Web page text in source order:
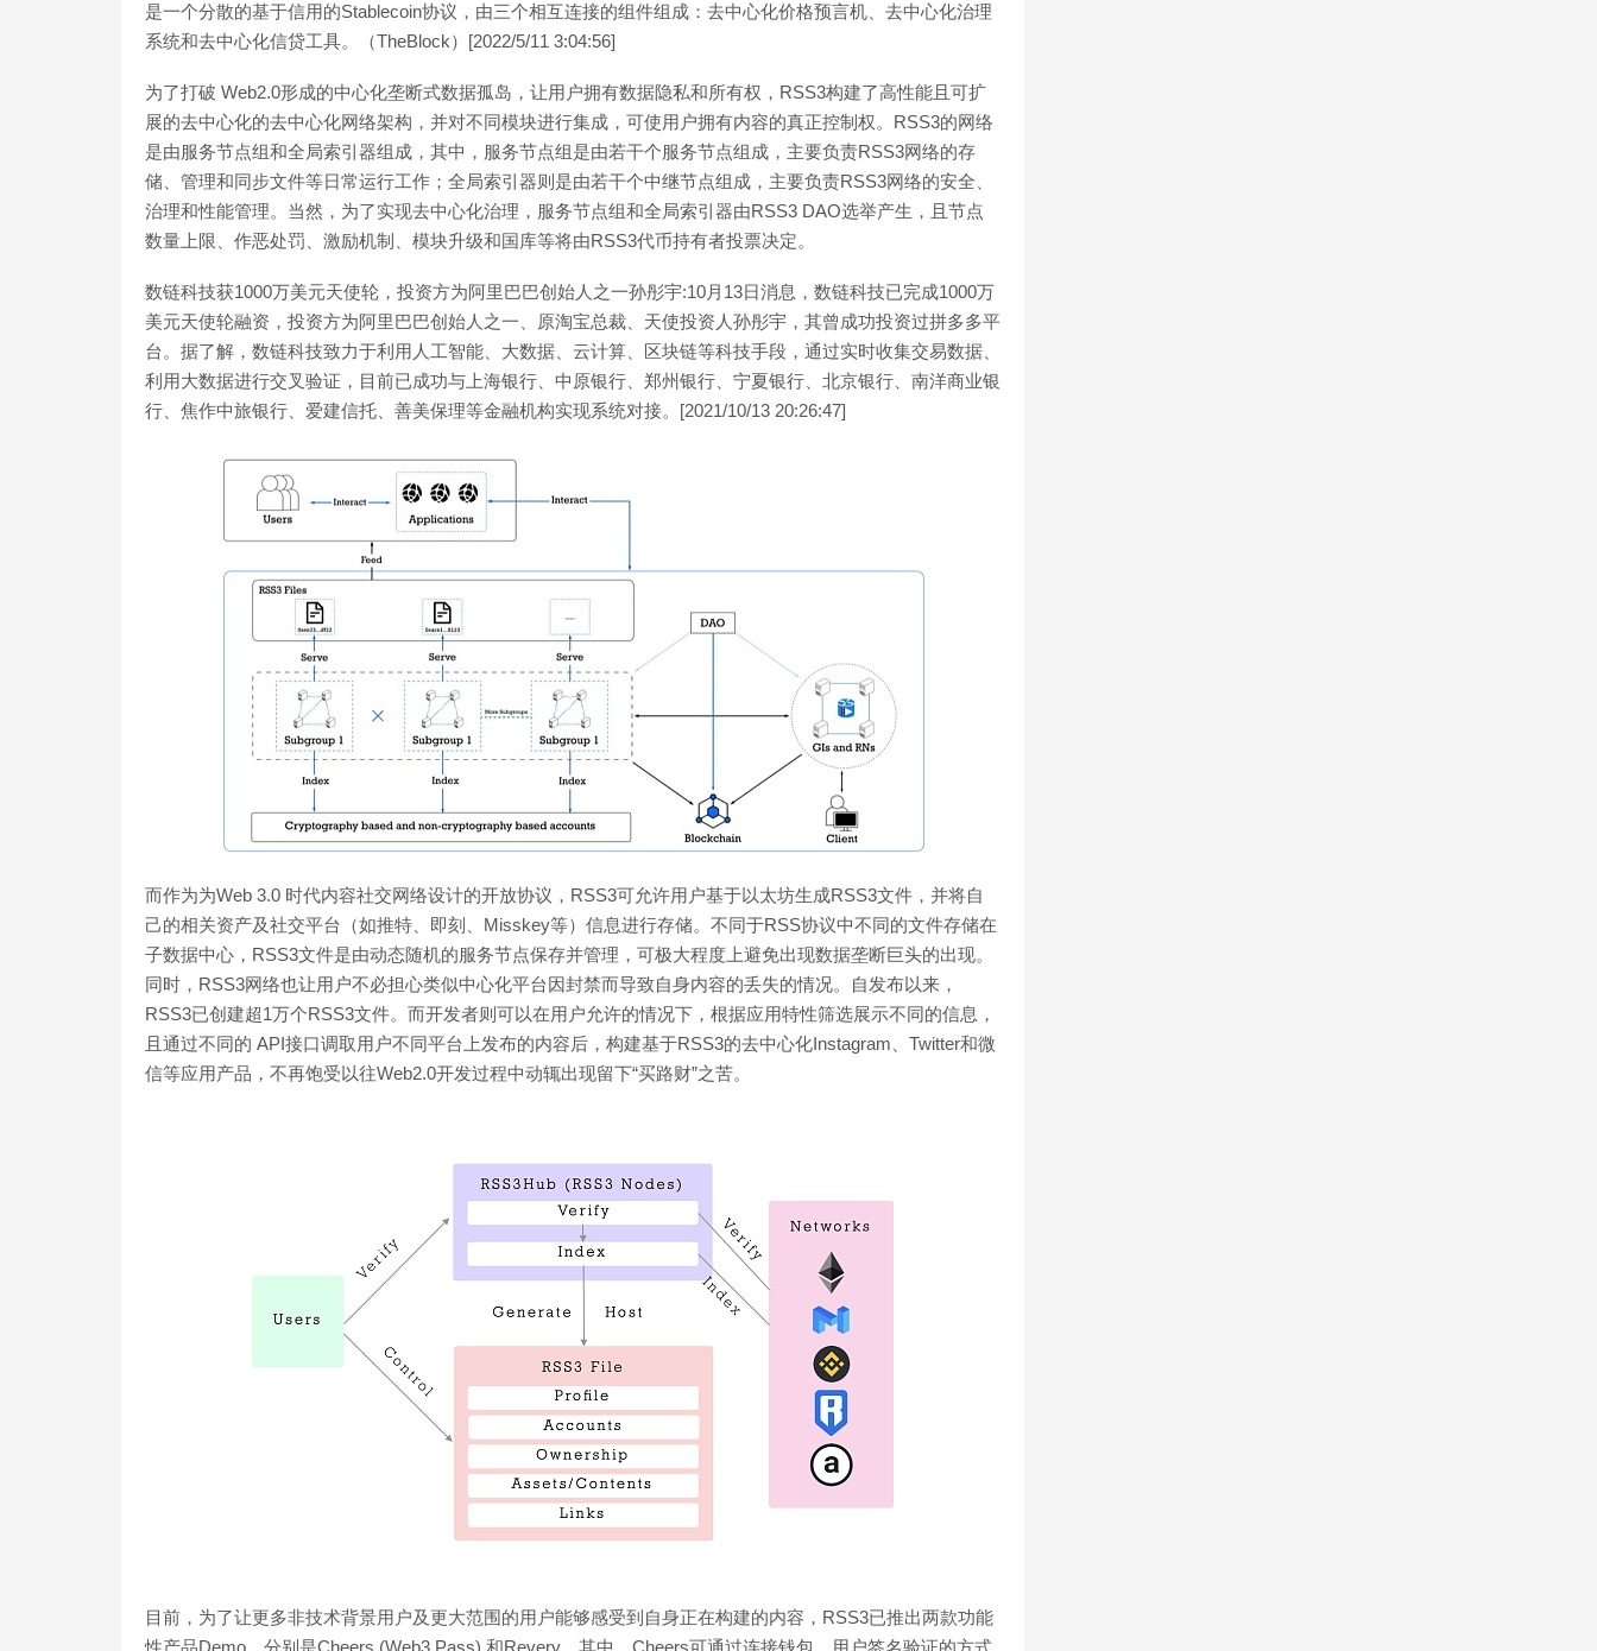
是一个分散的基于信用的Stablecoin协议，由三个相互连接的组件组成：去中心化价格预言机、去中心化治理
系统和去中心化信贷工具。（TheBlock）[2022/5/11 3:04:56]
为了打破 Web2.0形成的中心化垄断式数据孤岛，让用户拥有数据隐私和所有权，RSS3构建了高性能且可扩
展的去中心化的去中心化网络架构，并对不同模块进行集成，可使用户拥有内容的真正控制权。RSS3的网络
是由服务节点组和全局索引器组成，其中，服务节点组是由若干个服务节点组成，主要负责RSS3网络的存
储、管理和同步文件等日常运行工作；全局索引器则是由若干个中继节点组成，主要负责RSS3网络的安全、
治理和性能管理。当然，为了实现去中心化治理，服务节点组和全局索引器由RSS3 DAO选举产生，且节点
数量上限、作恶处罚、激励机制、模块升级和国库等将由RSS3代币持有者投票决定。
数链科技获1000万美元天使轮，投资方为阿里巴巴创始人之一孙彤宇:10月13日消息，数链科技已完成1000万
美元天使轮融资，投资方为阿里巴巴创始人之一、原淘宝总裁、天使投资人孙彤宇，其曾成功投资过拼多多平
台。据了解，数链科技致力于利用人工智能、大数据、云计算、区块链等科技手段，通过实时收集交易数据、
利用大数据进行交叉验证，目前已成功与上海银行、中原银行、郑州银行、宁夏银行、北京银行、南洋商业银
行、焦作中旅银行、爱建信托、善美保理等金融机构实现系统对接。[2021/10/13 20:26:47]
而作为为Web 3.0 时代内容社交网络设计的开放协议，RSS3可允许用户基于以太坊生成RSS3文件，并将自
己的相关资产及社交平台（如推特、即刻、Misskey等）信息进行存储。不同于RSS协议中不同的文件存储在
子数据中心，RSS3文件是由动态随机的服务节点保存并管理，可极大程度上避免出现数据垄断巨头的出现。
同时，RSS3网络也让用户不必担心类似中心化平台因封禁而导致自身内容的丢失的情况。自发布以来，
RSS3已创建超1万个RSS3文件。而开发者则可以在用户允许的情况下，根据应用特性筛选展示不同的信息，
且通过不同的 API接口调取用户不同平台上发布的内容后，构建基于RSS3的去中心化Instagram、Twitter和微
信等应用产品，不再饱受以往Web2.0开发过程中动辄出现留下“买路财”之苦。
目前，为了让更多非技术背景用户及更大范围的用户能够感受到自身正在构建的内容，RSS3已推出两款功能
性产品Demo，分别是Cheers (Web3 Pass) 和Revery。其中，Cheers可通过连接钱包、用户签名验证的方式